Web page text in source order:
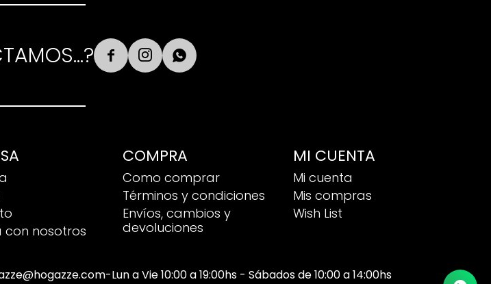
con nosotros
COMPRA
Como comprar
Términos y condiciones
Envíos, cambios y
devoluciones
MI CUENTA
Mi cuenta
Mis compras
Wish List
  
-Lun a Vie 10:00 a 19:00hs - Sábados de 10:00 a 14:00hs